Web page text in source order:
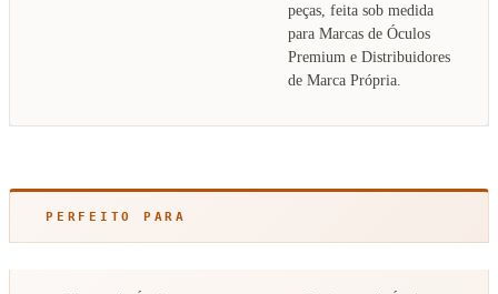
peças, feita sob medida
para Marcas de Óculos
Premium e Distribuidores
de Marca Própria.
PERFEITO PARA